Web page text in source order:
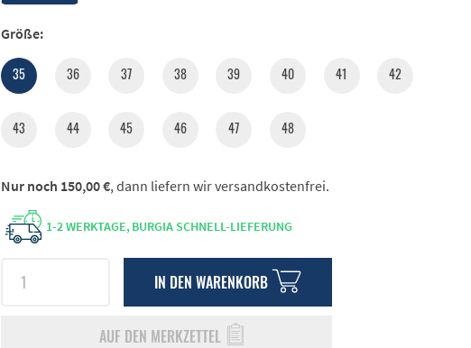
Größe:
35 36 37 38 39 40 41 42
43 44 45 46 47 48
1-2 WERKTAGE,BURGIA SCHNELL-LIEFERUNG
IN DEN WARENKORB
AUF DEN MERKZETTEL
Nur noch 150,00 €, dann liefern wir versandkostenfrei.